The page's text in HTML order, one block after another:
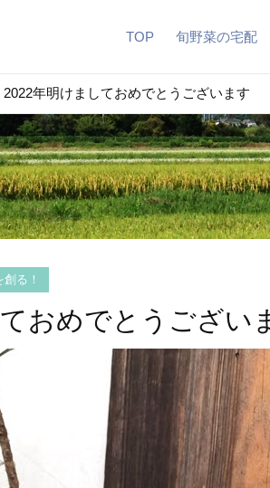
TOP 旬野菜の宅配
2022年明けましておめでとうございます
る！
おめでとうござい